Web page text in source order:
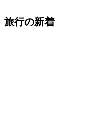
旅行の新着